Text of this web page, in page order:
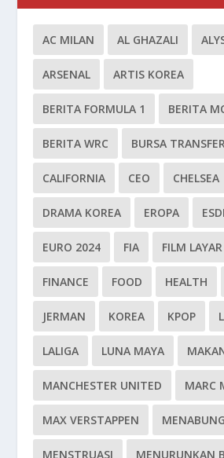
AC MILAN AL GHAZALI
ARSENAL ARTIS KOREA
BERITA FORMULA 1 BERITA
BERITA WRC BURSA
CALIFORNIA CEO CHELSEA
DRAMA KOREA EROPA
EURO 2024 FIA FILM
FINANCE FOOD HEALTH
JERMAN KOREA KPOP
LALIGA LUNA MAYA
MANCHESTER UNITED MARC
MAX VERSTAPPEN MENABUNG
MENSTRUASI MENURUNKAN